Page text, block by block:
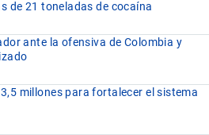
de 21 toneladas de cocaína
ante la ofensiva de Colombia y
millones para fortalecer el sistema